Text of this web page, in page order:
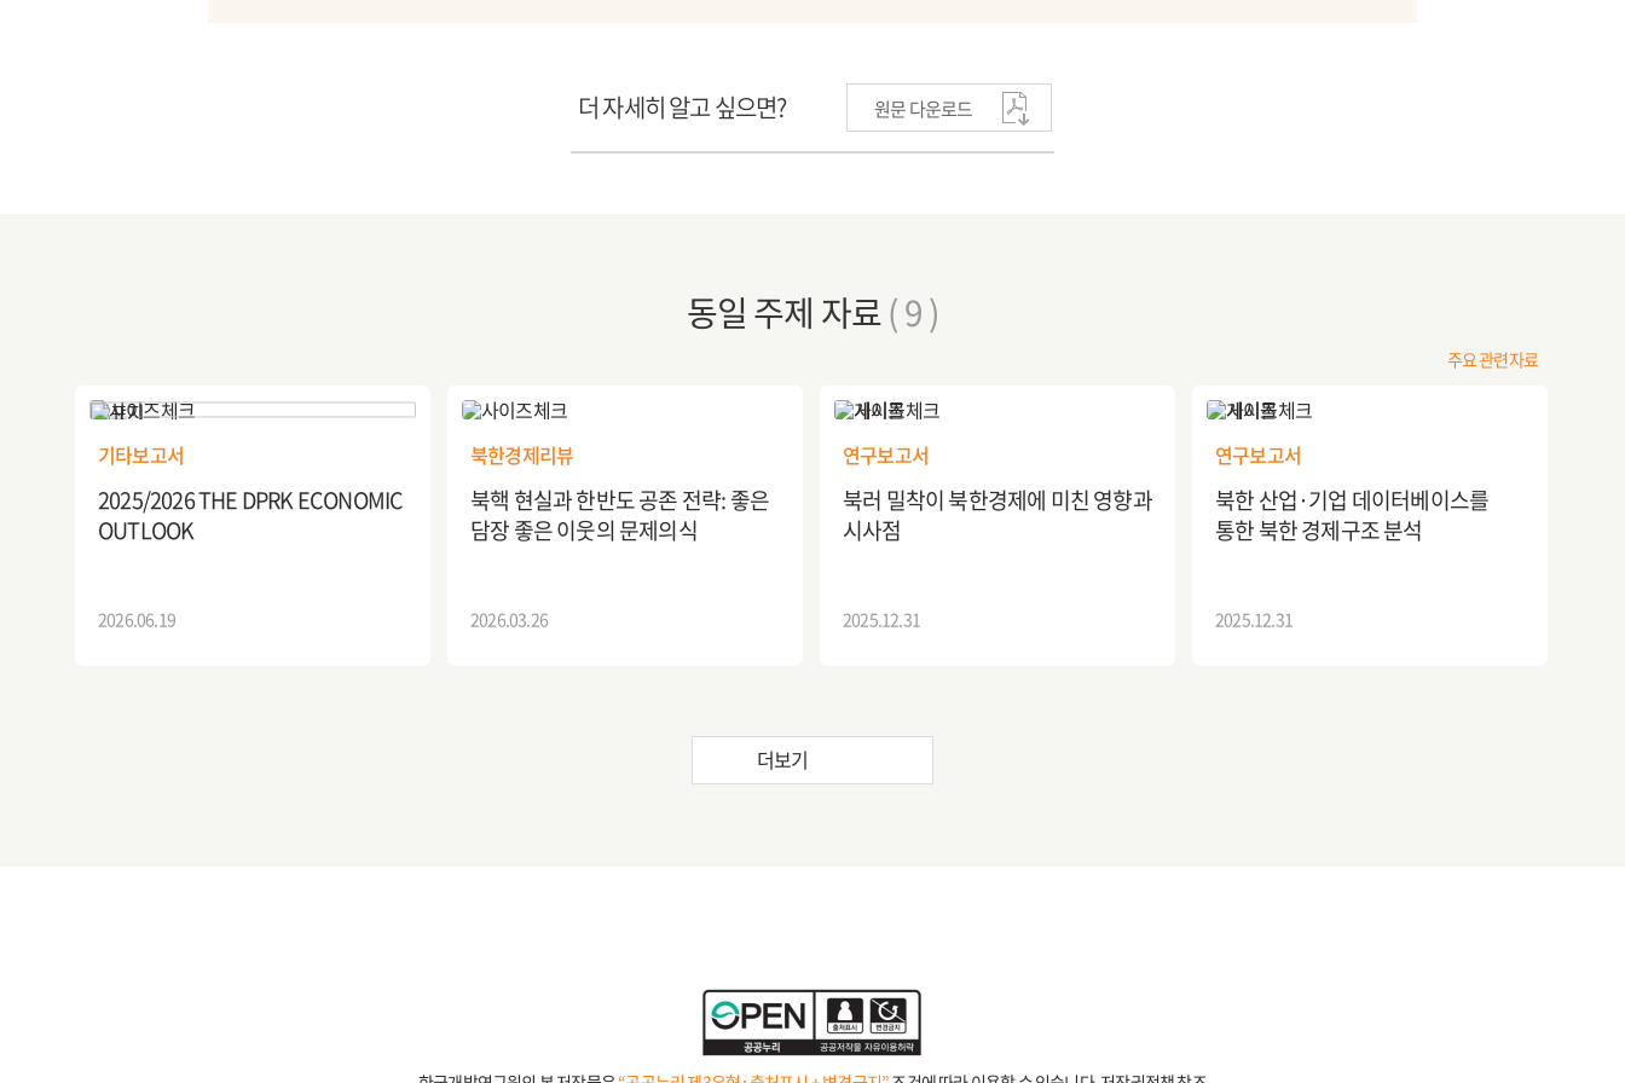
더 자세히 알고 싶으면? 원문 다운로드
동일 주제 자료( 9 )
주요 관련자료
기타보고서
2025/2026 THE DPRK ECONOMIC
OUTLOOK
2026.06.19
북한경제리뷰
북핵 현실과 한반도 공존 전략: 좋은
담장 좋은 이웃의 문제의식
2026.03.26
연구보고서
북러 밀착이 북한경제에 미친 영향과
시사점
2025.12.31
연구보고서
북한 산업·기업 데이터베이스를
통한 북한 경제구조 분석
2025.12.31
더보기